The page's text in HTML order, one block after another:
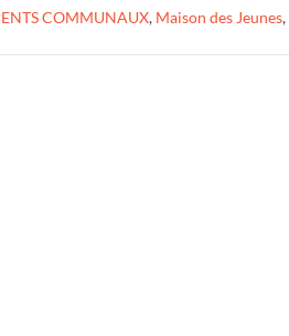
COMMUNAUX, Maison des Jeunes,